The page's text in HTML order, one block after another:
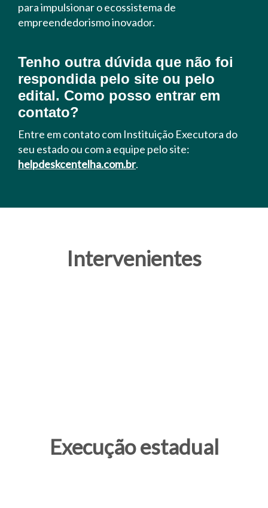
para impulsionar o ecossistema de
empreendedorismo inovador.
Tenho outra dúvida que não foi
respondida pelo site ou pelo
edital. Como posso entrar em
contato?
Entre em contato com Instituição Executora do
seu estado ou com a equipe pelo site:
helpdeskcentelha.com.br.
Intervenientes
Execução estadual